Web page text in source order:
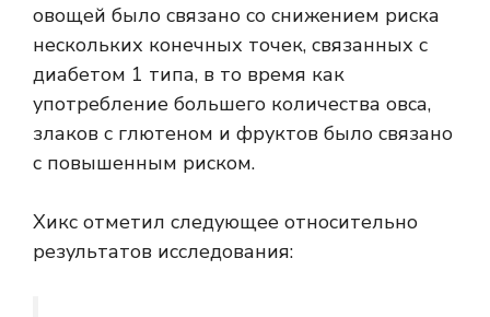
овощей было связано со снижением риска
нескольких конечных точек, связанных с
диабетом 1 типа, в то время как
употребление большего количества овса,
злаков с глютеном и фруктов было связано
с повышенным риском.
Хикс отметил следующее относительно
результатов исследования: